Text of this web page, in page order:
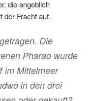
die angeblich
der Fracht auf.
Die
Pharao wurde
im Mittelmeer
in den drei